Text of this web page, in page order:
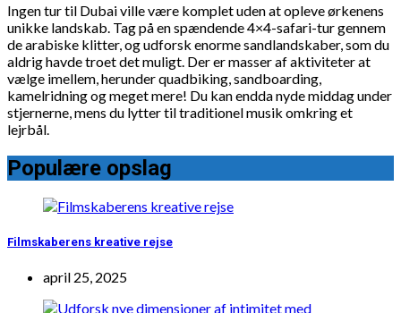
Ingen tur til Dubai ville være komplet uden at opleve ørkenens
unikke landskab. Tag på en spændende 4×4-safari-tur gennem
de arabiske klitter, og udforsk enorme sandlandskaber, som du
aldrig havde troet det muligt. Der er masser af aktiviteter at
vælge imellem, herunder quadbiking, sandboarding,
kamelridning og meget mere! Du kan endda nyde middag under
stjernerne, mens du lytter til traditionel musik omkring et
lejrbål.
Populære opslag
Filmskaberens kreative rejse
april 25, 2025